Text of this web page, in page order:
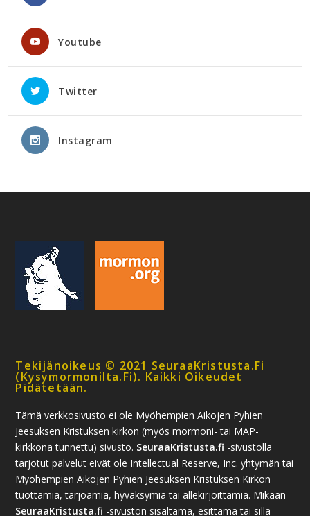
Youtube
Twitter
Instagram
Tekijänoikeus © 2021 SeuraaKristusta.fi
(kysymormonilta.fi). Kaikki Oikeudet
Pidätetään.
Tämä verkkosivusto ei ole Myöhempien Aikojen Pyhien
Jeesuksen Kristuksen kirkon (myös mormoni- tai MAP-
kirkkona tunnettu) sivusto. SeuraaKristusta.fi -sivustolla
tarjotut palvelut eivät ole Intellectual Reserve, Inc. yhtymän tai
Myöhempien Aikojen Pyhien Jeesuksen Kristuksen Kirkon
tuottamia, tarjoamia, hyväksymiä tai allekirjoittamia. Mikään
SeuraaKristusta.fi -sivuston sisältämä, esittämä tai sillä